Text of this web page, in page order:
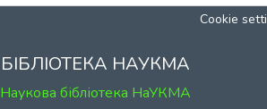
Cookie
БІБЛІОТЕКА НАУКМА
Наукова бібліотека НаУКМА